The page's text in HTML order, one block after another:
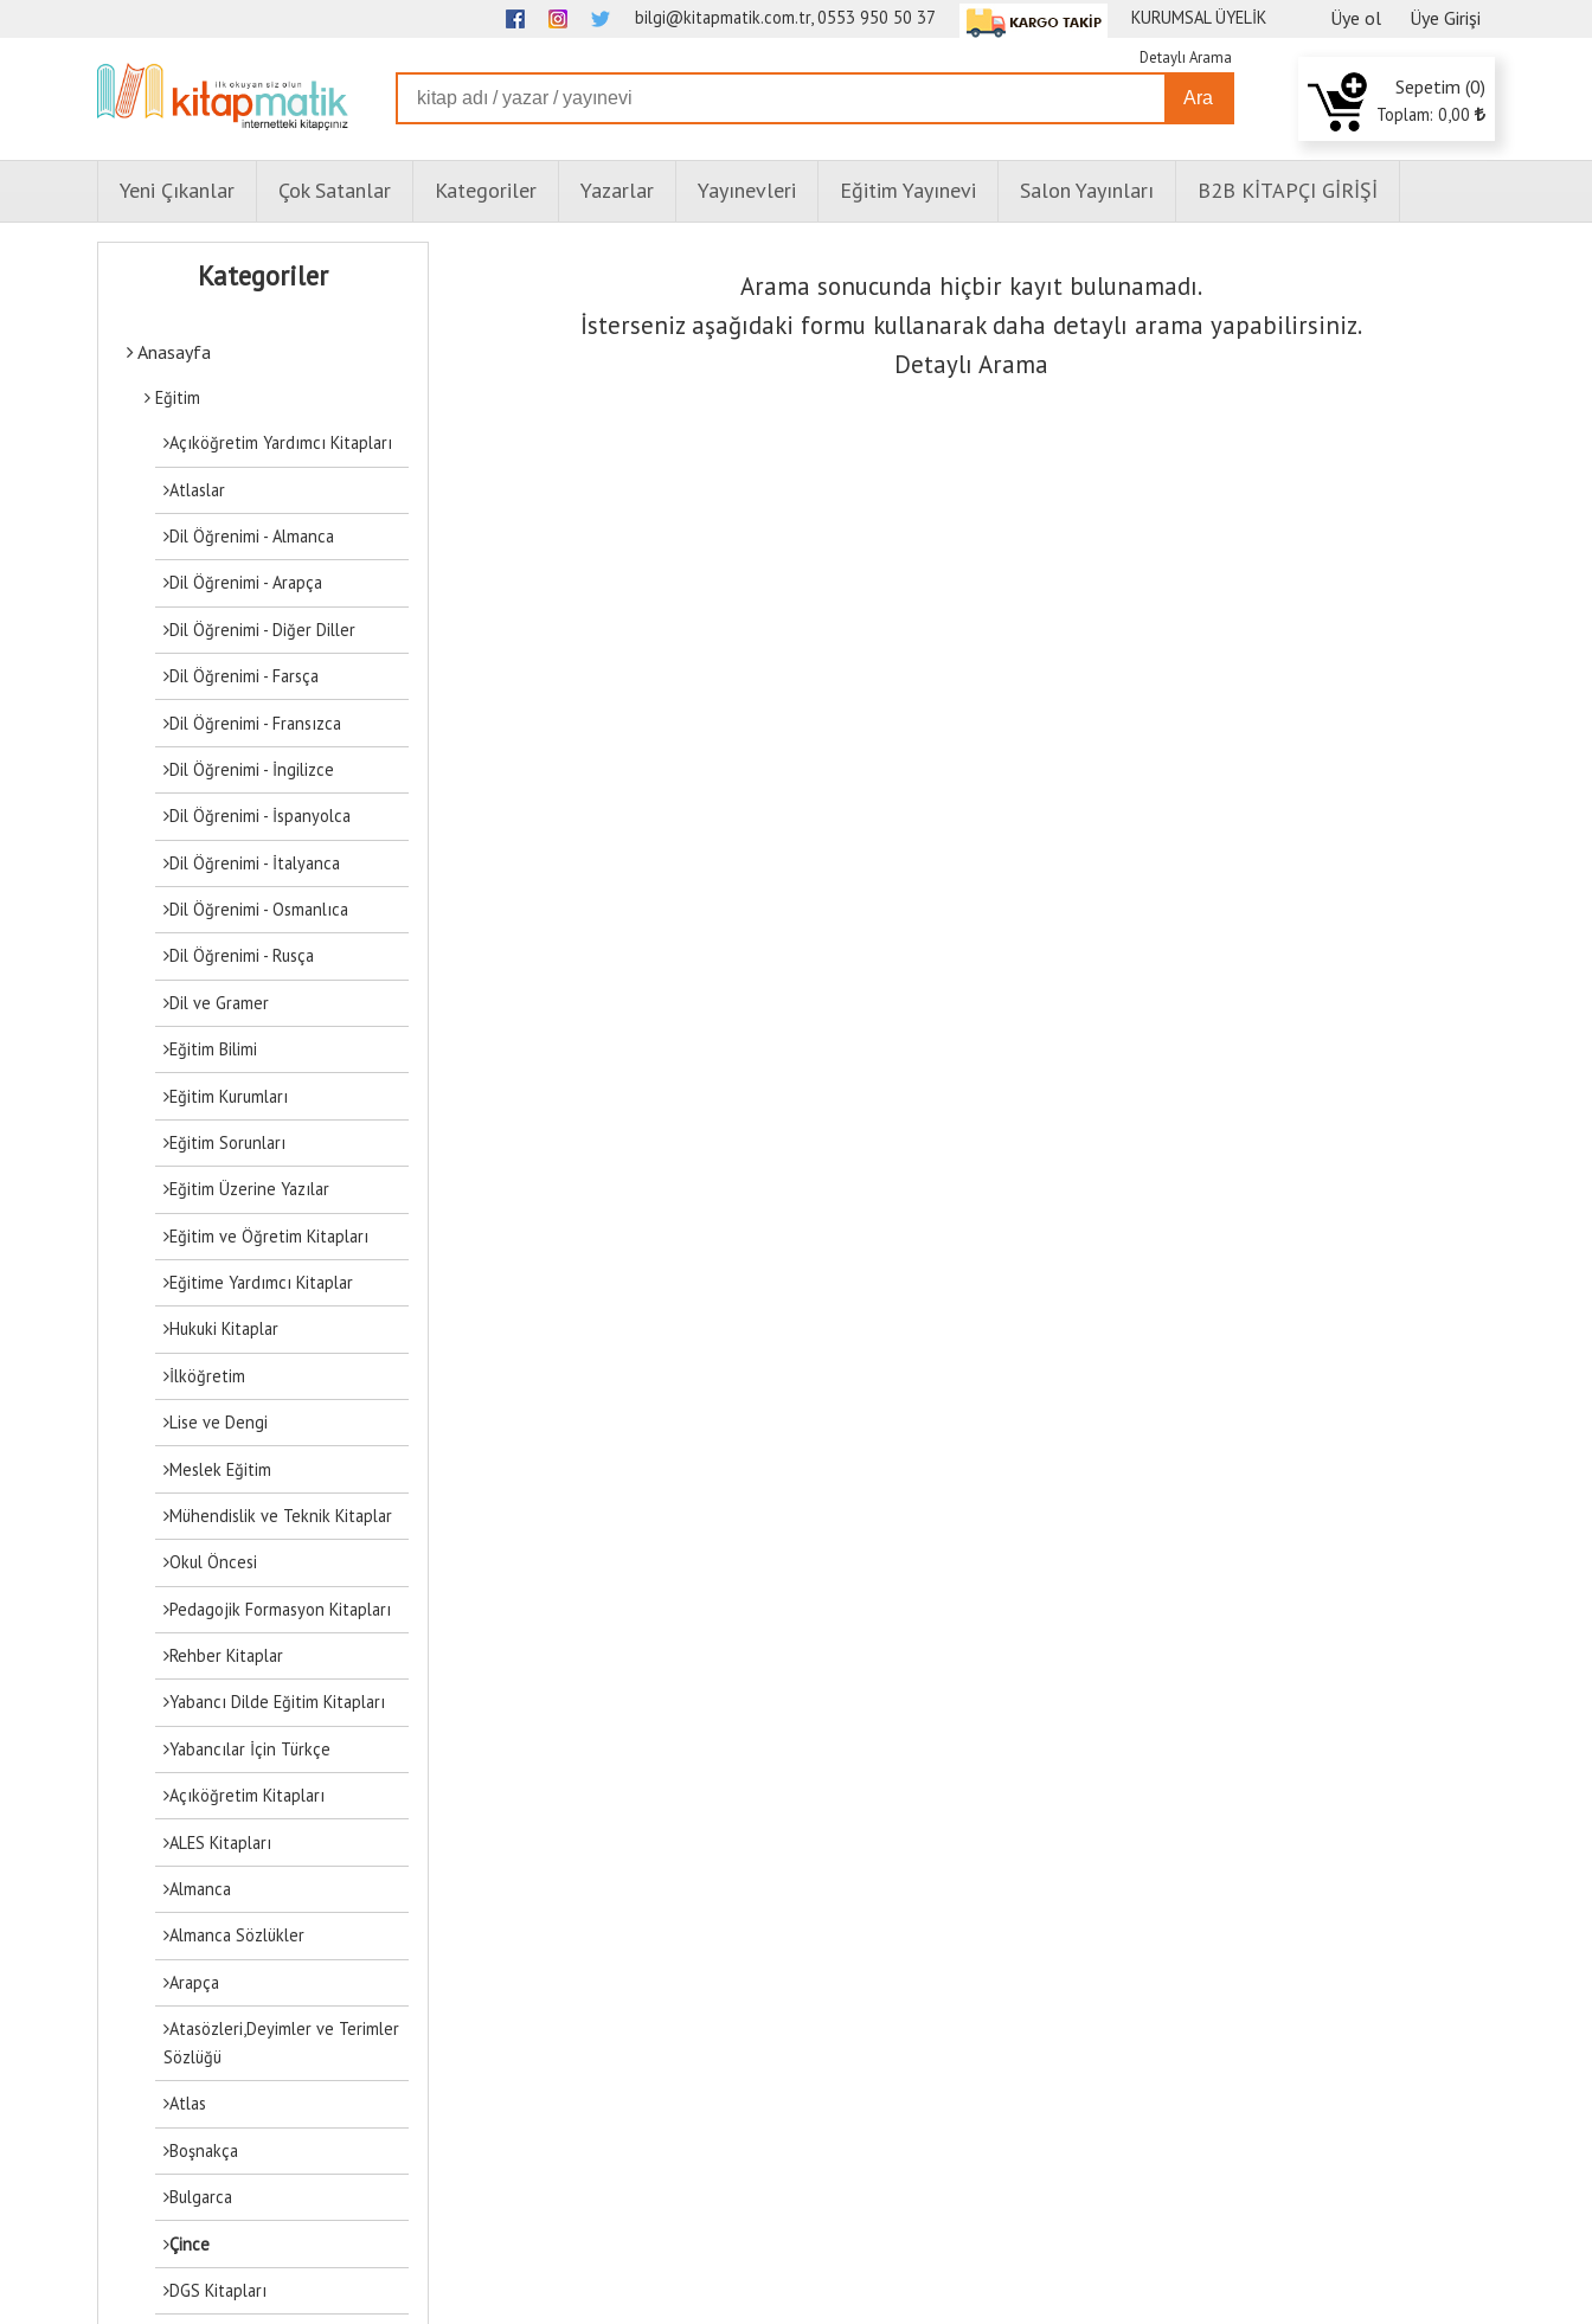
Üye ol Üye Girişi
bilgi@kitapmatik.com.tr, 0553 950 50 37 KURUMSAL ÜYELİK
Ara
Detaylı Arama
Sepetim (0)
Toplam: 0 ,00
Yeni Çıkanlar Çok Satanlar Kategoriler Yazarlar Yayınevleri Eğitim Yayınevi Salon Yayınları B2B KİTAPÇI GİRİŞİ
Kategoriler
Anasayfa
Eğitim
Açıköğretim Yardımcı Kitapları
Atlaslar
Dil Öğrenimi - Almanca
Dil Öğrenimi - Arapça
Dil Öğrenimi - Diğer Diller
Dil Öğrenimi - Farsça
Dil Öğrenimi - Fransızca
Dil Öğrenimi - İngilizce
Dil Öğrenimi - İspanyolca
Dil Öğrenimi - İtalyanca
Dil Öğrenimi - Osmanlıca
Dil Öğrenimi - Rusça
Dil ve Gramer
Eğitim Bilimi
Eğitim Kurumları
Eğitim Sorunları
Eğitim Üzerine Yazılar
Eğitim ve Öğretim Kitapları
Eğitime Yardımcı Kitaplar
Hukuki Kitaplar
İlköğretim
Lise ve Dengi
Meslek Eğitim
Mühendislik ve Teknik Kitaplar
Okul Öncesi
Pedagojik Formasyon Kitapları
Rehber Kitaplar
Yabancı Dilde Eğitim Kitapları
Yabancılar İçin Türkçe
Açıköğretim Kitapları
ALES Kitapları
Almanca
Almanca Sözlükler
Arapça
Atasözleri,Deyimler ve Terimler
Sözlüğü
Atlas
Boşnakça
Bulgarca
Çince
DGS Kitapları
Arama sonucunda hiçbir kayıt bulunamadı.
İsterseniz aşağıdaki formu kullanarak daha detaylı arama yapabilirsiniz.
Detaylı Arama